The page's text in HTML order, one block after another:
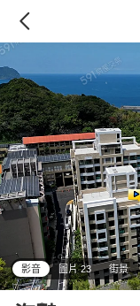
影音 圖片 23 街景